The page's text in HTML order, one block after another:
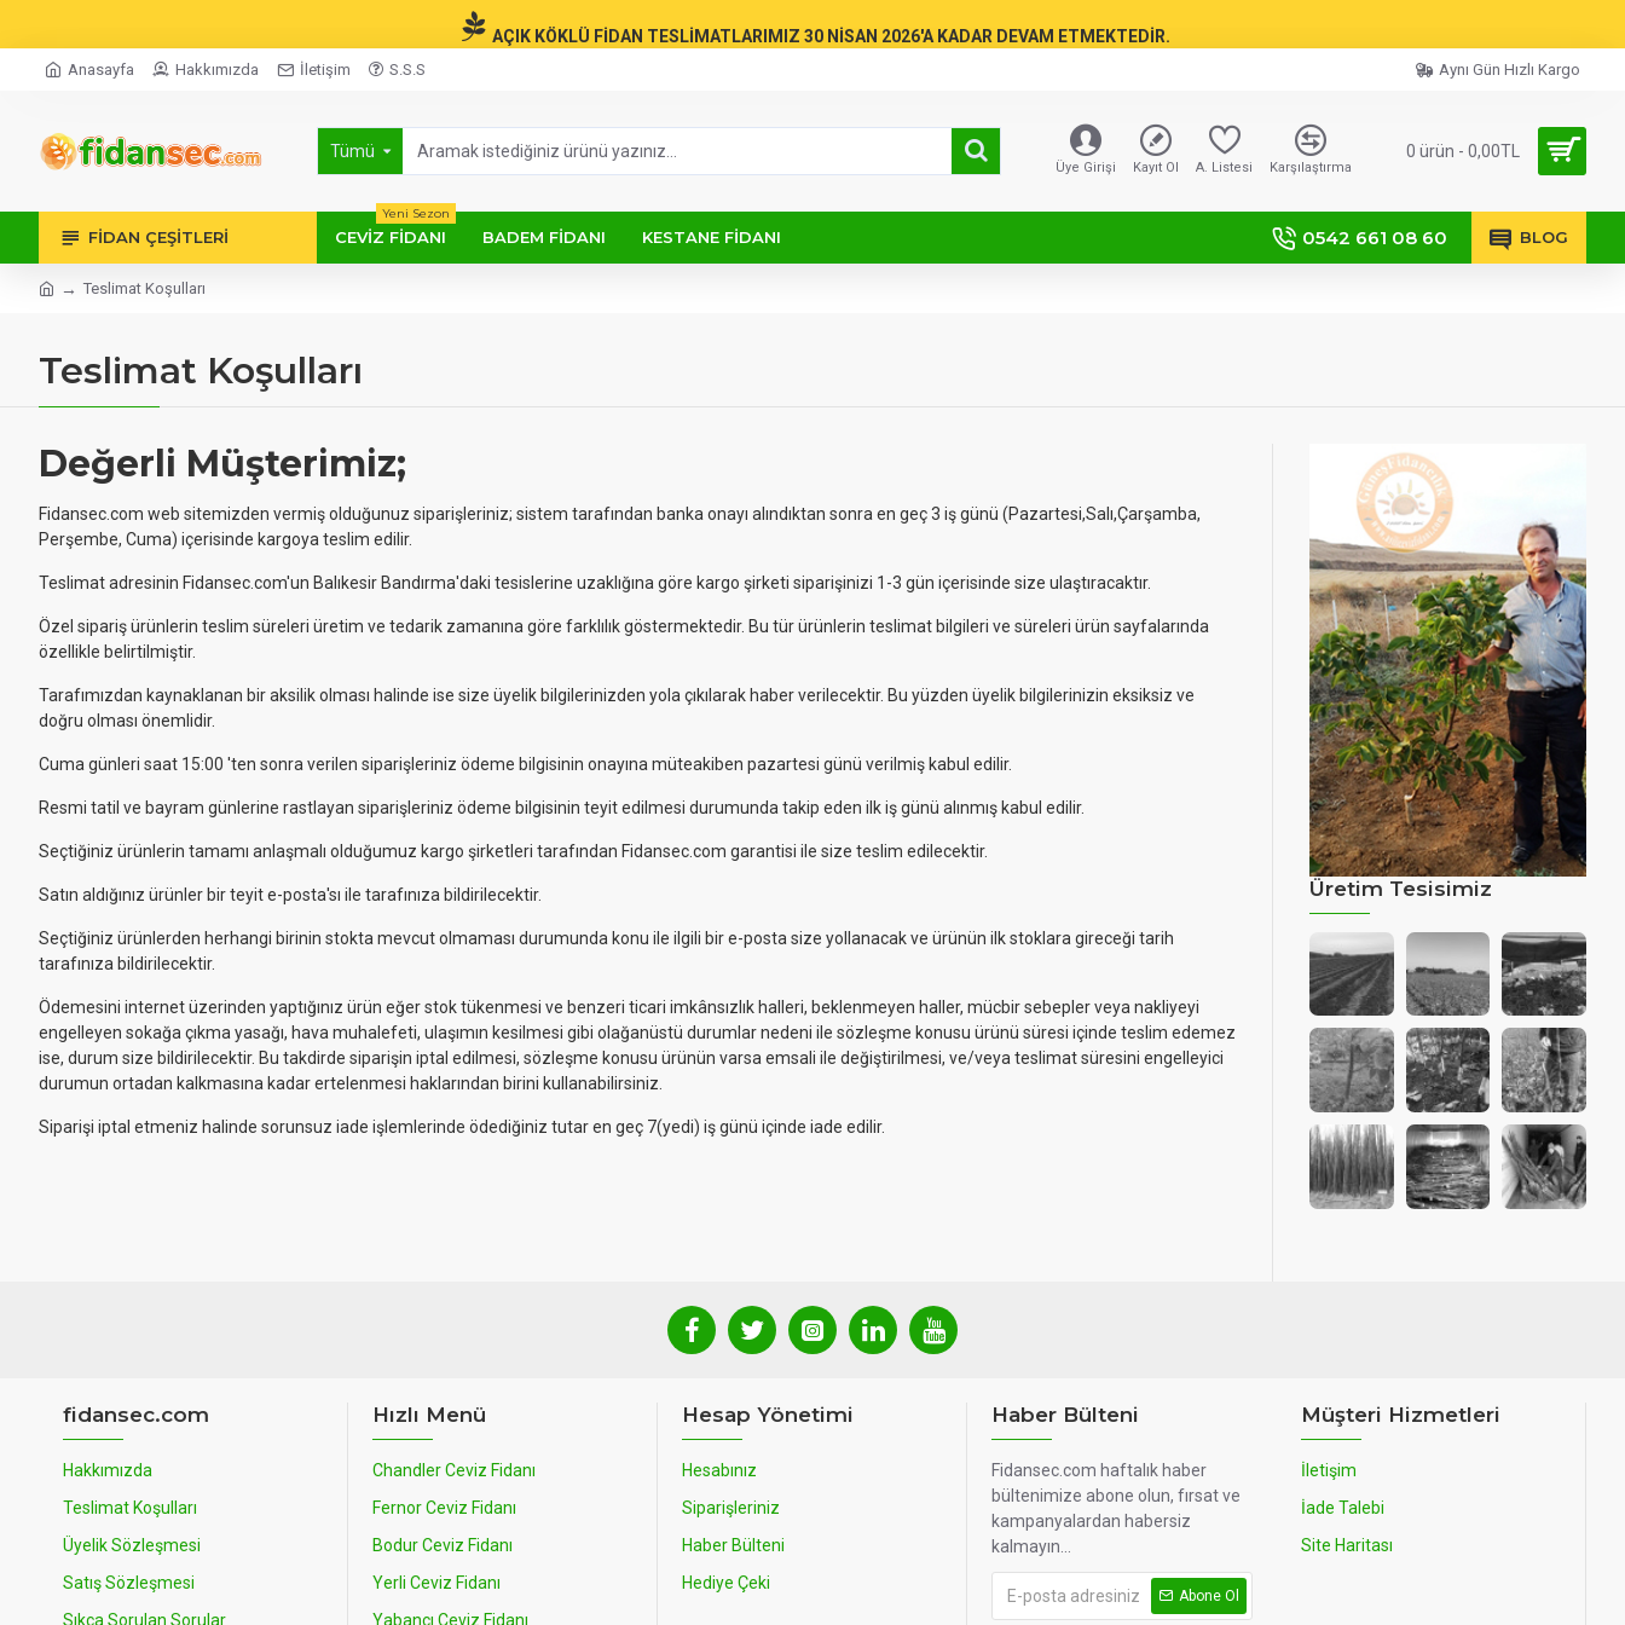
AÇIK KÖKLÜ FİDAN TESLİMATLARIMIZ 30 NİSAN 2026'A KADAR DEVAM ETMEKTEDİR.
Anasayfa Hakkımızda İletişim S.S.S Aynı Gün Hızlı Kargo
Tümü
Üye Girişi Kayıt Ol A. Listesi Karşılaştırma
0 ürün - 0,00TL
FIDAN ÇEŞITLERI CEVIZ FIDANI
Yeni Sezon
BADEM FIDANI KESTANE FIDANI 0542 661 08 60 BLOG
Teslimat Koşulları
Teslimat Koşulları
Değerli Müşterimiz;
Fidansec.com web sitemizden vermiş olduğunuz siparişleriniz; sistem tarafından banka onayı alındıktan sonra en geç 3 iş günü (Pazartesi,Salı,Çarşamba,
Perşembe, Cuma) içerisinde kargoya teslim edilir.
Teslimat adresinin Fidansec.com'un Balıkesir Bandırma'daki tesislerine uzaklığına göre kargo şirketi siparişinizi 1-3 gün içerisinde size ulaştıracaktır.
Özel sipariş ürünlerin teslim süreleri üretim ve tedarik zamanına göre farklılık göstermektedir. Bu tür ürünlerin teslimat bilgileri ve süreleri ürün sayfalarında
özellikle belirtilmiştir.
Tarafımızdan kaynaklanan bir aksilik olması halinde ise size üyelik bilgilerinizden yola çıkılarak haber verilecektir. Bu yüzden üyelik bilgilerinizin eksiksiz ve
doğru olması önemlidir.
Cuma günleri saat 15:00 'ten sonra verilen siparişleriniz ödeme bilgisinin onayına müteakiben pazartesi günü verilmiş kabul edilir.
Resmi tatil ve bayram günlerine rastlayan siparişleriniz ödeme bilgisinin teyit edilmesi durumunda takip eden ilk iş günü alınmış kabul edilir.
Seçtiğiniz ürünlerin tamamı anlaşmalı olduğumuz kargo şirketleri tarafından Fidansec.com garantisi ile size teslim edilecektir.
Satın aldığınız ürünler bir teyit e-posta'sı ile tarafınıza bildirilecektir.
Seçtiğiniz ürünlerden herhangi birinin stokta mevcut olmaması durumunda konu ile ilgili bir e-posta size yollanacak ve ürünün ilk stoklara gireceği tarih
tarafınıza bildirilecektir.
Ödemesini internet üzerinden yaptığınız ürün eğer stok tükenmesi ve benzeri ticari imkânsızlık halleri, beklenmeyen haller, mücbir sebepler veya nakliyeyi
engelleyen sokağa çıkma yasağı, hava muhalefeti, ulaşımın kesilmesi gibi olağanüstü durumlar nedeni ile sözleşme konusu ürünü süresi içinde teslim edemez
ise, durum size bildirilecektir. Bu takdirde siparişin iptal edilmesi, sözleşme konusu ürünün varsa emsali ile değiştirilmesi, ve/veya teslimat süresini engelleyici
durumun ortadan kalkmasına kadar ertelenmesi haklarından birini kullanabilirsiniz.
Siparişi iptal etmeniz halinde sorunsuz iade işlemlerinde ödediğiniz tutar en geç 7(yedi) iş günü içinde iade edilir.
Üretim Tesisimiz
fidansec.com
Hakkımızda
Teslimat Koşulları
Üyelik Sözleşmesi
Satış Sözleşmesi
Sıkça Sorulan Sorular
Hızlı Menü
Chandler Ceviz Fidanı
Fernor Ceviz Fidanı
Bodur Ceviz Fidanı
Yerli Ceviz Fidanı
Yabancı Ceviz Fidanı
Hesap Yönetimi
Hesabınız
Siparişleriniz
Haber Bülteni
Hediye Çeki
Haber Bülteni
Fidansec.com haftalık haber
bültenimize abone olun, fırsat ve
kampanyalardan habersiz
kalmayın...
Abone Ol
Müşteri Hizmetleri
İletişim
İade Talebi
Site Haritası